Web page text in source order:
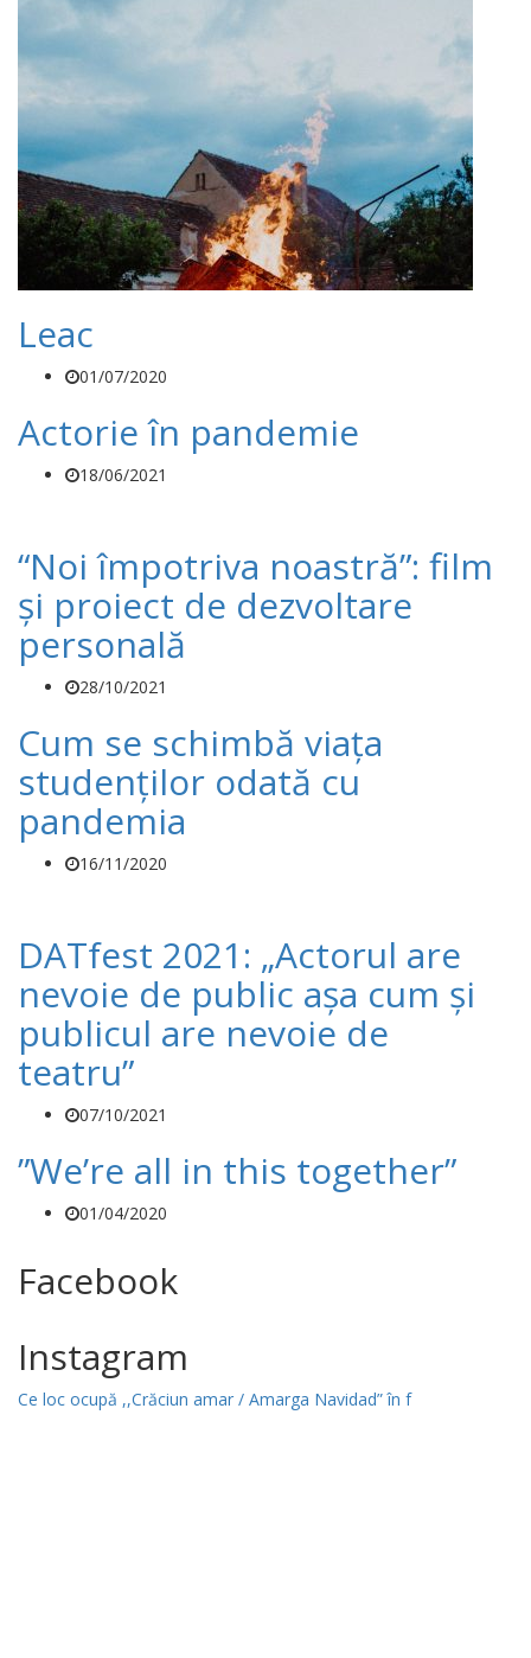
Leac
01/07/2020
Actorie în pandemie
18/06/2021
“Noi împotriva noastră”: film
și proiect de dezvoltare
personală
28/10/2021
Cum se schimbă viața
studenților odată cu
pandemia
16/11/2020
DATfest 2021: „Actorul are
nevoie de public așa cum și
publicul are nevoie de
teatru”
07/10/2021
”We’re all in this together”
01/04/2020
Facebook
Instagram
Ce loc ocupă ,,Crăciun amar / Amarga Navidad” în f